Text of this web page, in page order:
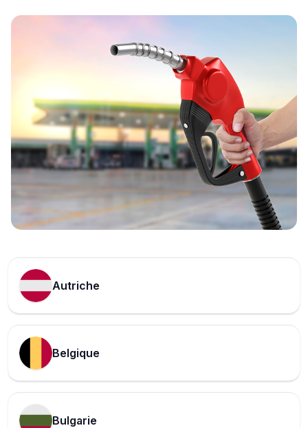
Autriche
Belgique
Bulgarie